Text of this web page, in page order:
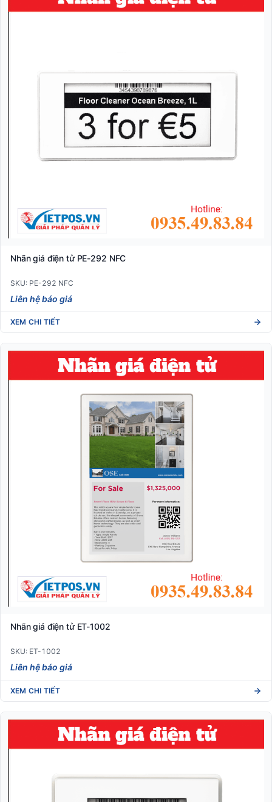
Nhãn giá điện tử PE-292 NFC
SKU: PE-292 NFC
Liên hệ báo giá
XEM CHI TIẾT
Nhãn giá điện tử ET-1002
SKU: ET-1002
Liên hệ báo giá
XEM CHI TIẾT